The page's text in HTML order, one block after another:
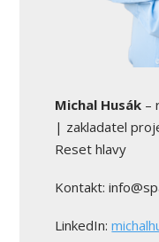
Michal Husák –
| zakladatel
Reset hlavy
Kontakt:
LinkedIn: